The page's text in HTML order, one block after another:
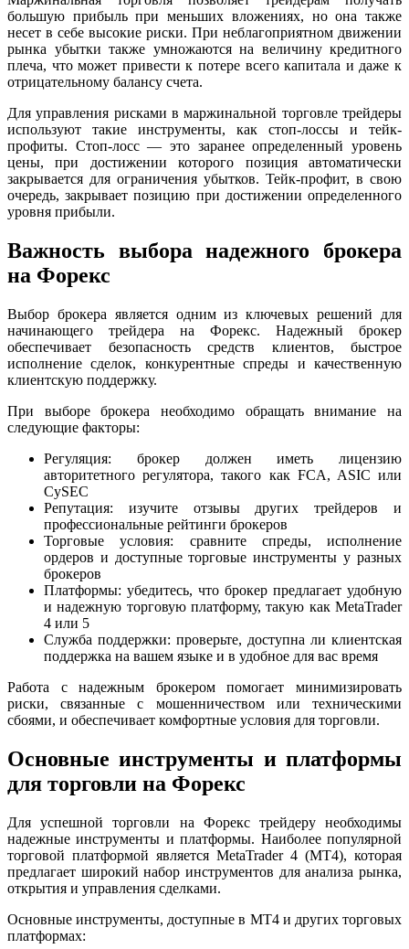
большую прибыль при меньших вложениях, но она также
несет в себе высокие риски. При неблагоприятном движении
рынка убытки также умножаются на величину кредитного
плеча, что может привести к потере всего капитала и даже к
отрицательному балансу счета.
Для управления рисками в маржинальной торговле трейдеры
используют такие инструменты, как стоп-лоссы и тейк-
профиты. Стоп-лосс — это заранее определенный уровень
цены, при достижении которого позиция автоматически
закрывается для ограничения убытков. Тейк-профит, в свою
очередь, закрывает позицию при достижении определенного
уровня прибыли.
Важность выбора надежного брокера
на Форекс
Выбор брокера является одним из ключевых решений для
начинающего трейдера на Форекс. Надежный брокер
обеспечивает безопасность средств клиентов, быстрое
исполнение сделок, конкурентные спреды и качественную
клиентскую поддержку.
При выборе брокера необходимо обращать внимание на
следующие факторы:
Регуляция: брокер должен иметь лицензию
авторитетного регулятора, такого как FCA, ASIC или
CySEC
Репутация: изучите отзывы других трейдеров и
профессиональные рейтинги брокеров
Торговые условия: сравните спреды, исполнение
ордеров и доступные торговые инструменты у разных
брокеров
Платформы: убедитесь, что брокер предлагает удобную
и надежную торговую платформу, такую как MetaTrader
4 или 5
Служба поддержки: проверьте, доступна ли клиентская
поддержка на вашем языке и в удобное для вас время
Работа с надежным брокером помогает минимизировать
риски, связанные с мошенничеством или техническими
сбоями, и обеспечивает комфортные условия для торговли.
Основные инструменты и платформы
для торговли на Форекс
Для успешной торговли на Форекс трейдеру необходимы
надежные инструменты и платформы. Наиболее популярной
торговой платформой является MetaTrader 4 (MT4), которая
предлагает широкий набор инструментов для анализа рынка,
открытия и управления сделками.
Основные инструменты, доступные в MT4 и других торговых
платформах: